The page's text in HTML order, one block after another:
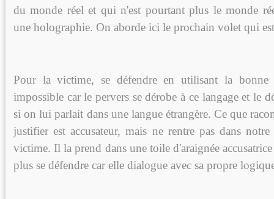
du monde réel et qui n'est pourtant plus le monde
une holographie. On aborde ici le prochain volet qui
Pour la victime, se défendre en utilisant la
impossible car le pervers se dérobe à ce langage et le
si on lui parlait dans une langue étrangère. Ce que
justifier est accusateur, mais ne rentre pas dans
victime. Il la prend dans une toile d'araignée
plus se défendre car elle dialogue avec sa propre